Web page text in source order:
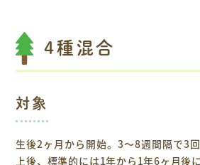
4種混合
対象
生後2ヶ月から開始。3～8週間隔で3
上後、標準的には1年から1年6ヶ月後